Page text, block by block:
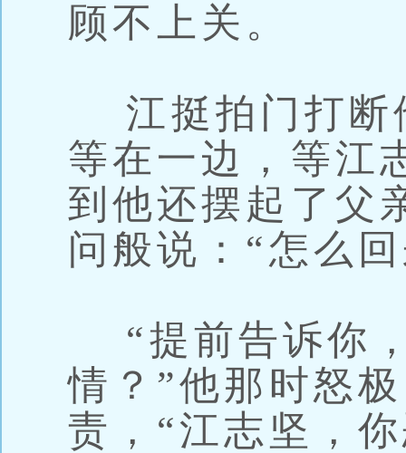
顾不上关。
江挺拍门打断
等在一边，等江
到他还摆起了父
问般说：“怎么
“提前告诉你
情？”他那时怒
责，“江志坚，